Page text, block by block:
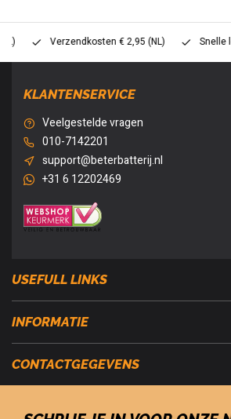
Verzendkosten € 2,95 (NL) Snelle
KLANTENSERVICE
Veelgestelde vragen
010-7142201
support@beterbatterij.nl
+31 6 12202469
USEFULL LINKS
INFORMATIE
CONTACTGEGEVENS